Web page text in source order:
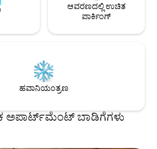
ಆವರಣದಲ್ಲಿ ಉಚಿತ
ಪಾರ್ಕಿಂಗ್
ಹವಾನಿಯಂತ್ರಣ
ಅಪಾರ್ಟ್‌ಮೆಂಟ್ ಬಾಡಿಗೆಗಳು